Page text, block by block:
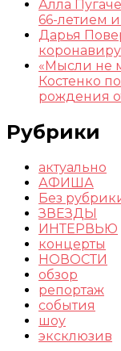
Алла
66-летием
Дарья
«Мысли не
Костенко
рождения
Рубрики
актуально
АФИША
Без
ЗВЕЗДЫ
ИНТЕРВЬЮ
концерты
НОВОСТИ
обзор
репортаж
события
шоу
эксклюзив